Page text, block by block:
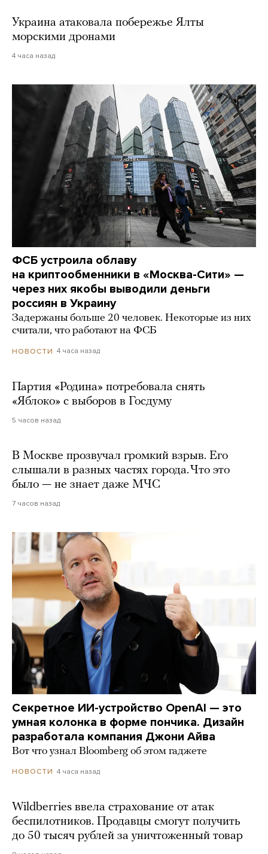
Украина атаковала побережье Ялты
морскими дронами
4 часа назад
ФСБ устроила облаву
на криптообменники в «Москва-Сити» —
через них якобы выводили деньги
россиян в Украину
Задержаны больше 20 человек. Некоторые из них
считали, что работают на ФСБ
НОВОСТИ 4 часа назад
Партия «Родина» потребовала снять
«Яблоко» с выборов в Госдуму
5 часов назад
В Москве прозвучал громкий взрыв. Его
слышали в разных частях города. Что это
было — не знает даже МЧС
7 часов назад
Секретное ИИ-устройство OpenAI — это
умная колонка в форме пончика. Дизайн
разработала компания Джони Айва
Вот что узнал Bloomberg об этом гаджете
НОВОСТИ 4 часа назад
Wildberries ввела страхование от атак
беспилотников. Продавцы смогут получить
до 50 тысяч рублей за уничтоженный товар